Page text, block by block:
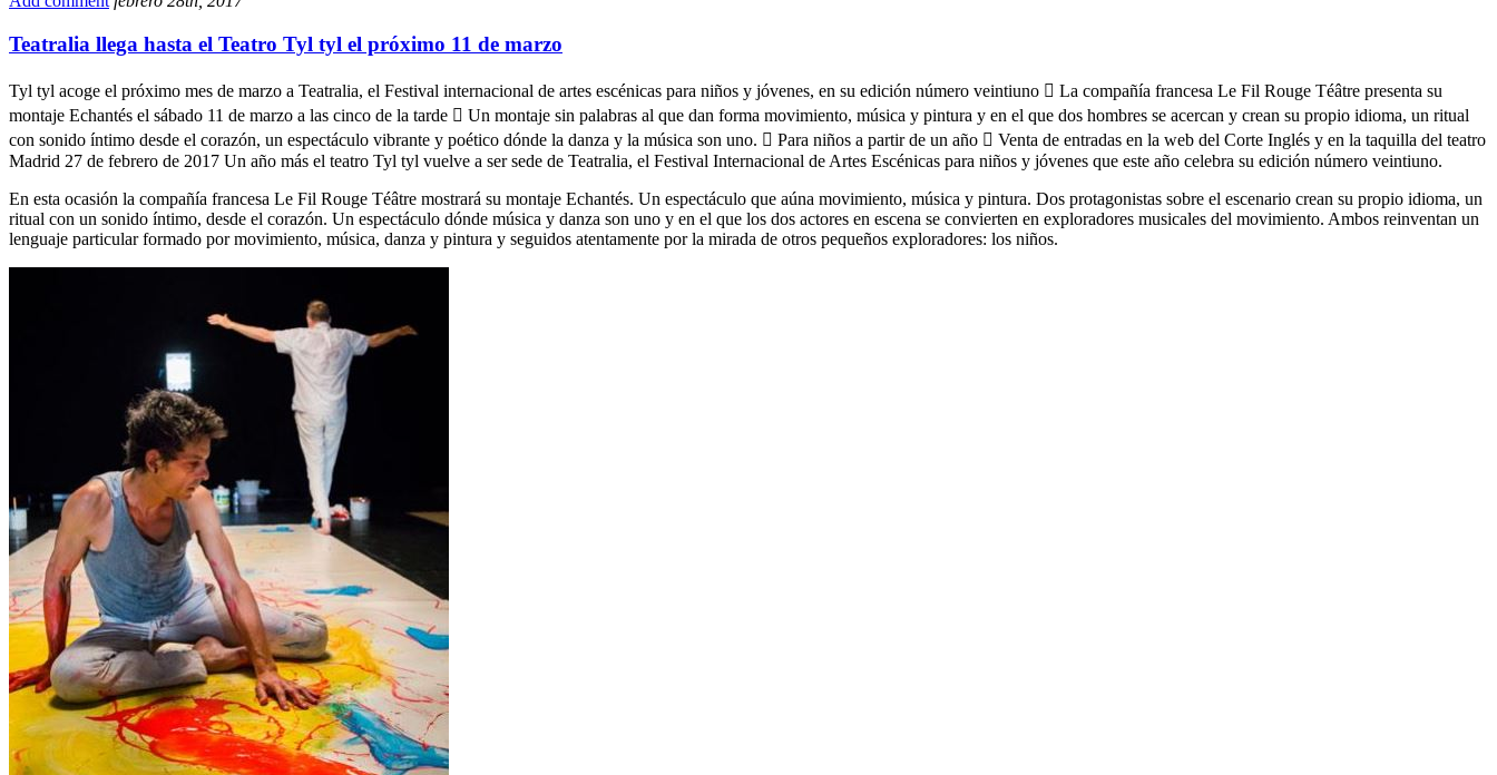
Teatralia llega hasta el Teatro Tyl tyl el próximo 11 de marzo
Tyl tyl acoge el próximo mes de marzo a Teatralia, el Festival internacional de artes escénicas para niños y jóvenes, en su edición número veintiuno  La compañía francesa Le Fil Rouge Téâtre presenta su
montaje Echantés el sábado 11 de marzo a las cinco de la tarde  Un montaje sin palabras al que dan forma movimiento, música y pintura y en el que dos hombres se acercan y crean su propio idioma, un ritual
con sonido íntimo desde el corazón, un espectáculo vibrante y poético dónde la danza y la música son uno.  Para niños a partir de un año  Venta de entradas en la web del Corte Inglés y en la taquilla del teatro
Madrid 27 de febrero de 2017 Un año más el teatro Tyl tyl vuelve a ser sede de Teatralia, el Festival Internacional de Artes Escénicas para niños y jóvenes que este año celebra su edición número veintiuno.
En esta ocasión la compañía francesa Le Fil Rouge Téâtre mostrará su montaje Echantés. Un espectáculo que aúna movimiento, música y pintura. Dos protagonistas sobre el escenario crean su propio idioma, un
ritual con un sonido íntimo, desde el corazón. Un espectáculo dónde música y danza son uno y en el que los dos actores en escena se convierten en exploradores musicales del movimiento. Ambos reinventan un
lenguaje particular formado por movimiento, música, danza y pintura y seguidos atentamente por la mirada de otros pequeños exploradores: los niños.